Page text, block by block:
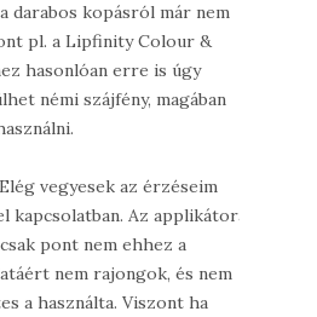
darabos kopásról már nem
pl. a Lipfinity Colour &
hasonlóan erre is úgy
némi szájfény, magában
vegyesek az érzéseim
kapcsolatban. Az applikátora
pont nem ehhez a
nem rajongok, és nem
a használta. Viszont ha